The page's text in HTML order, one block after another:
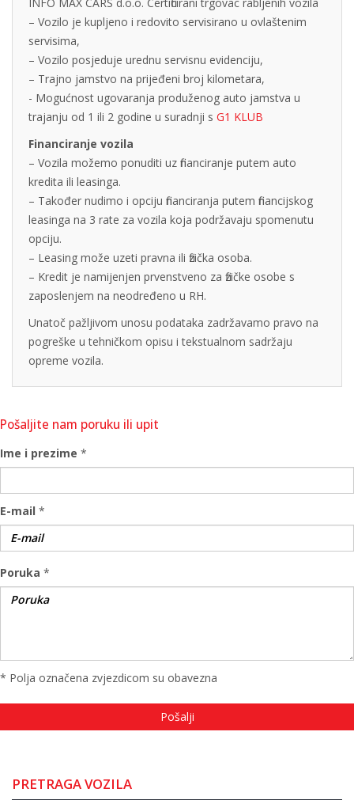
– Vozilo je kupljeno i redovito servisirano u ovlaštenim
servisima,
– Vozilo posjeduje urednu servisnu evidenciju,
– Trajno jamstvo na prijeđeni broj kilometara,
- Mogućnost ugovaranja produženog auto jamstva u
trajanju od 1 ili 2 godine u suradnji s G1 KLUB
Financiranje vozila
– Vozila možemo ponuditi uz financiranje putem auto
kredita ili leasinga.
– Također nudimo i opciju financiranja putem financijskog
leasinga na 3 rate za vozila koja podržavaju spomenutu
opciju.
– Leasing može uzeti pravna ili fizička osoba.
– Kredit je namijenjen prvenstveno za fizičke osobe s
zaposlenjem na neodređeno u RH.
Unatoč pažljivom unosu podataka zadržavamo pravo na
pogreške u tehničkom opisu i tekstualnom sadržaju
opreme vozila.
Pošaljite nam poruku ili upit
Ime i prezime *
E-mail *
Poruka *
* Polja označena zvjezdicom su obavezna
PRETRAGA VOZILA